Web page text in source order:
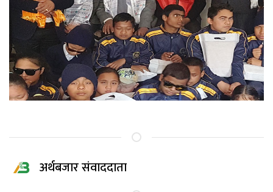
अर्थबजार संवाददाता